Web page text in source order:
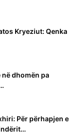
Kryeziut: Qenka
në dhomën pa
Për përhapjen e